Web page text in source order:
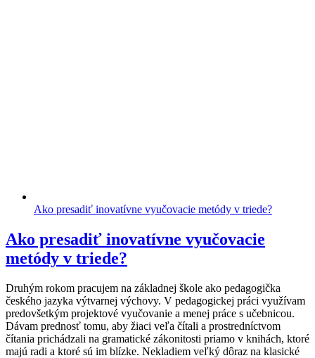
Ako presadiť inovatívne vyučovacie metódy v triede?
Ako presadiť inovatívne vyučovacie
metódy v triede?
Druhým rokom pracujem na základnej škole ako pedagogička
českého jazyka výtvarnej výchovy. V pedagogickej práci využívam
predovšetkým projektové vyučovanie a menej práce s učebnicou.
Dávam prednosť tomu, aby žiaci veľa čítali a prostredníctvom
čítania prichádzali na gramatické zákonitosti priamo v knihách, ktoré
majú radi a ktoré sú im blízke. Nekladiem veľký dôraz na klasické